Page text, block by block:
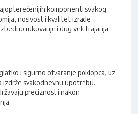
komponenti svakog
nosivost i kvalitet izrade
rukovanje i dug vek trajanja
i sigurno otvaranje poklopca, uz
izdrže svakodnevnu upotrebu.
preciznost i nakon